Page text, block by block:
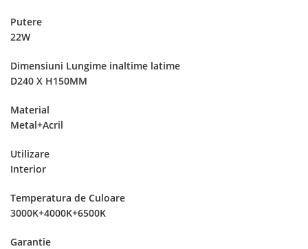
Putere
22W
Dimensiuni Lungime inaltime latime
D240 X H150MM
Material
Metal+Acril
Utilizare
Interior
Temperatura de Culoare
3000K+4000K+6500K
Garantie